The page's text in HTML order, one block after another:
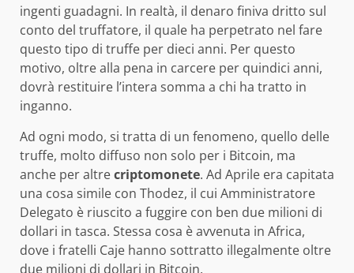
ingenti guadagni. In realtà, il denaro finiva dritto sul
conto del truffatore, il quale ha perpetrato nel fare
questo tipo di truffe per dieci anni. Per questo
motivo, oltre alla pena in carcere per quindici anni,
dovrà restituire l’intera somma a chi ha tratto in
inganno.
Ad ogni modo, si tratta di un fenomeno, quello delle
truffe, molto diffuso non solo per i Bitcoin, ma
anche per altrecriptomonete. Ad Aprile era capitata
una cosa simile con Thodez, il cui Amministratore
Delegato è riuscito a fuggire con ben due milioni di
dollari in tasca. Stessa cosa è avvenuta in Africa,
dove i fratelli Caje hanno sottratto illegalmente oltre
due milioni di dollari in Bitcoin.